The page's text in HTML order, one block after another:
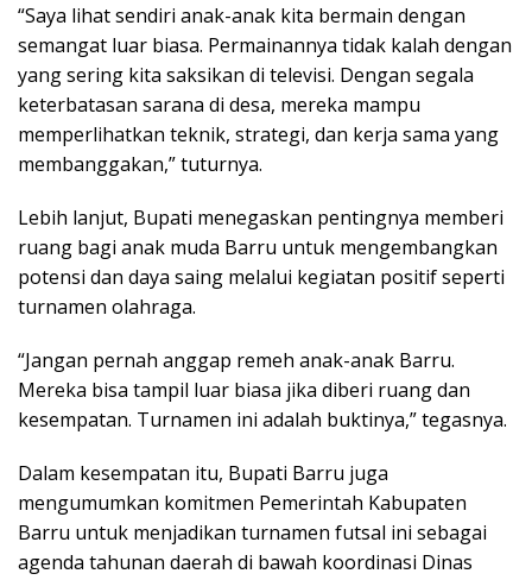
“Saya lihat sendiri anak-anak kita bermain dengan
semangat luar biasa. Permainannya tidak kalah dengan
yang sering kita saksikan di televisi. Dengan segala
keterbatasan sarana di desa, mereka mampu
memperlihatkan teknik, strategi, dan kerja sama yang
membanggakan,” tuturnya.
Lebih lanjut, Bupati menegaskan pentingnya memberi
ruang bagi anak muda Barru untuk mengembangkan
potensi dan daya saing melalui kegiatan positif seperti
turnamen olahraga.
“Jangan pernah anggap remeh anak-anak Barru.
Mereka bisa tampil luar biasa jika diberi ruang dan
kesempatan. Turnamen ini adalah buktinya,” tegasnya.
Dalam kesempatan itu, Bupati Barru juga
mengumumkan komitmen Pemerintah Kabupaten
Barru untuk menjadikan turnamen futsal ini sebagai
agenda tahunan daerah di bawah koordinasi Dinas